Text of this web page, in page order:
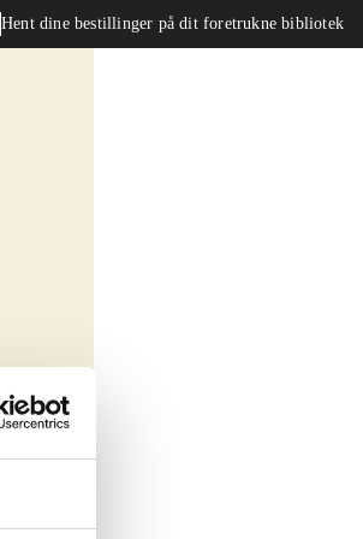
Hent dine bestillinger på dit foretrukne bibliotek